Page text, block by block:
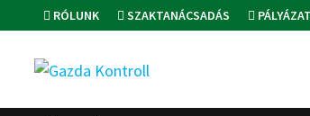
to
content
RÓLUNK SZAKTANÁCSADÁS